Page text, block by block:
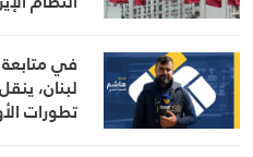
في
لبنان،
تطورات